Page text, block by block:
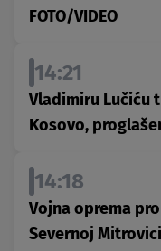
FOTO/VIDEO
14:21
Vladimiru Lučiću
Kosovo,
14:18
Vojna oprema
Severnoj Mitrovici